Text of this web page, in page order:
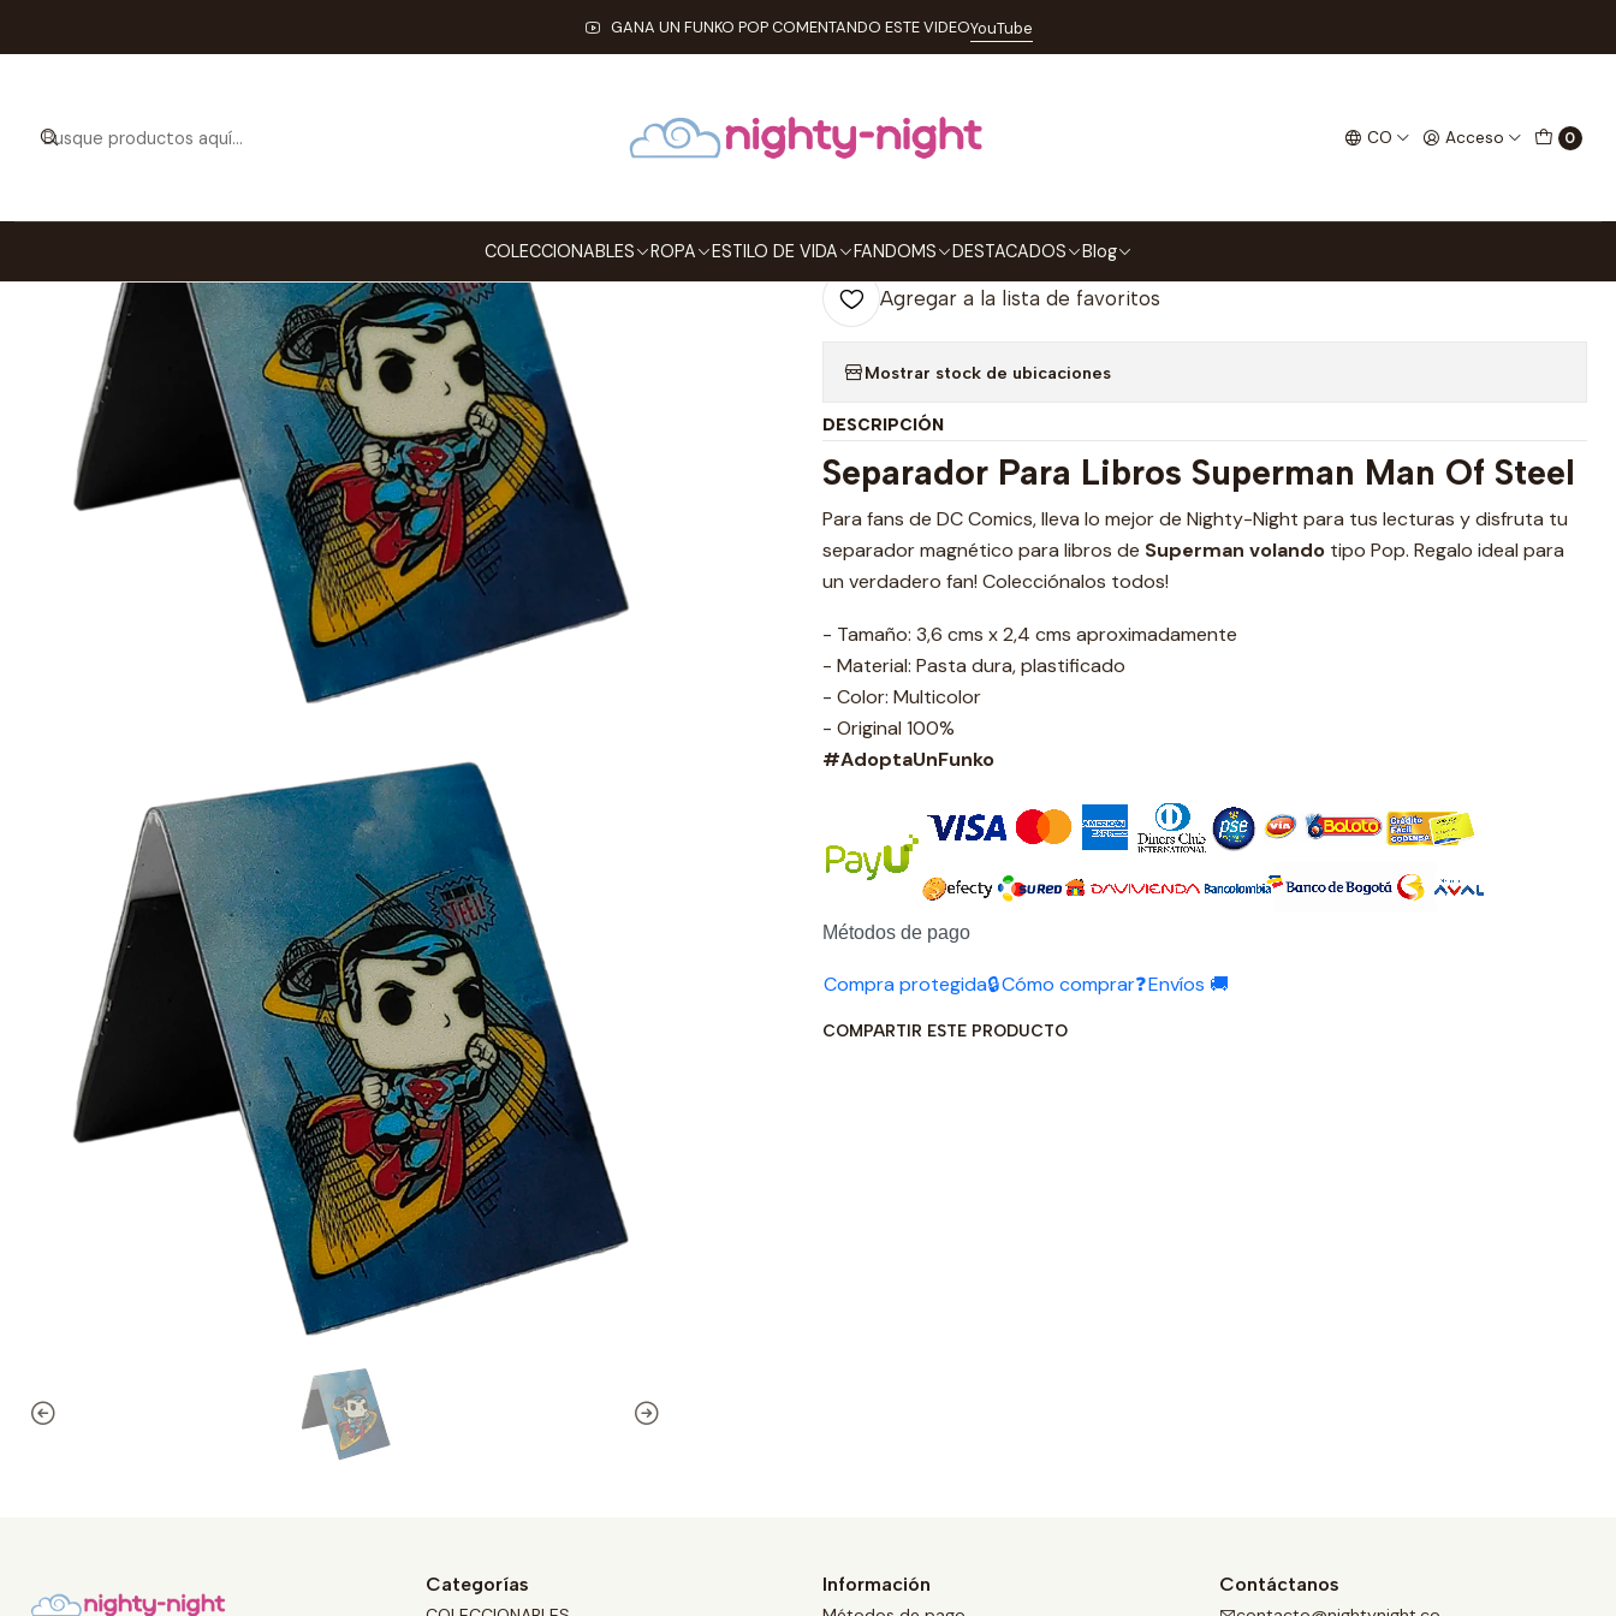
CO Acceso 0
COLECCIONABLES ROPA ESTILO DE VIDA FANDOMS DESTACADOS Blog
GANA UN FUNKO POP COMENTANDO ESTE VIDEOYouTube
SEPARADORES PARA LIBROS Superman Man Of Steel Separadores Magnéticos Para Libros
Superman Man Of Steel Separadores
Magnéticos Para Libros
Cantidad
Agregar al Carrito Comprar ahora
Agregar a la lista de favoritos
Mostrar stock de ubicaciones
DESCRIPCIÓN
Separador Para Libros Superman Man Of Steel
Para fans de DC Comics, lleva lo mejor de Nighty-Night para tus lecturas y disfruta tu
separador magnético para libros de Superman volando tipo Pop. Regalo ideal para
un verdadero fan! Colecciónalos todos!
- Tamaño: 3,6 cms x 2,4 cms aproximadamente
- Material: Pasta dura, plastificado
- Color: Multicolor
- Original 100%
#AdoptaUnFunko
Métodos de pago
Compra protegida🔒Cómo comprar❓Envíos 🚚
COMPARTIR ESTE PRODUCTO
Categorías Información Contáctanos